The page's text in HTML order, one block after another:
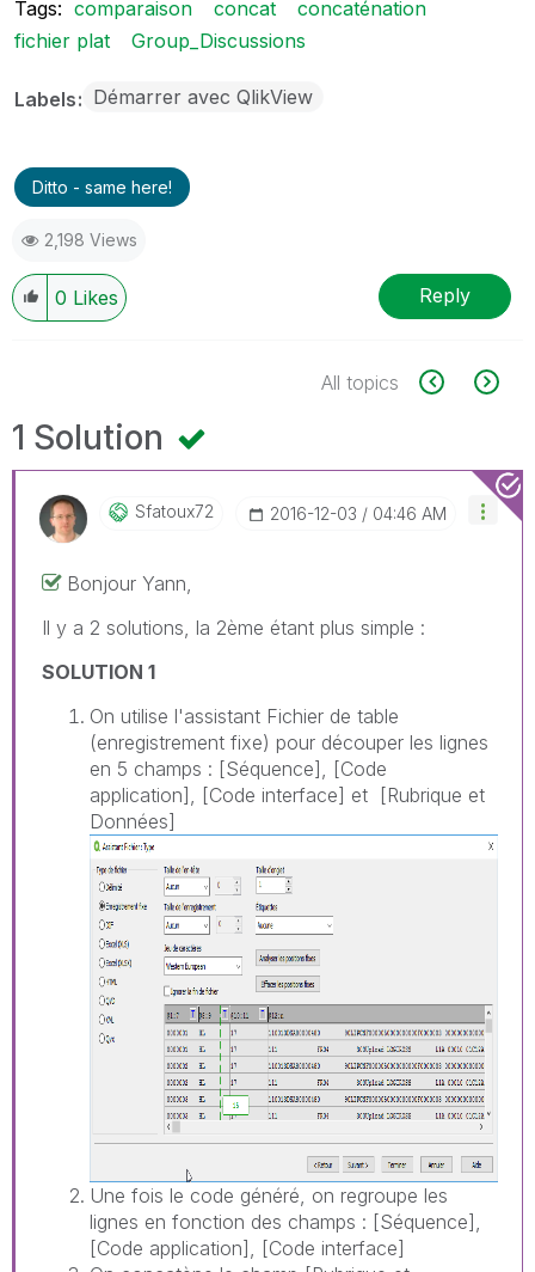
Tags: comparaison concat
concaténation
fichier plat
Group_Discussions
Labels Démarrer avec QlikView
Ditto - same here!
2,198 Views
0 Likes Reply
All topics
1 Solution
Sfatoux72 ‎2016-12-03 04:46 AM
Bonjour Yann,
Il y a 2 solutions, la 2ème étant plus simple :
SOLUTION 1
On utilise l'assistant Fichier de table
(enregistrement fixe) pour découper les lignes
en 5 champs : [Séquence], [Code
application], [Code interface] et [Rubrique et
Données]
Une fois le code généré, on regroupe les
lignes en fonction des champs : [Séquence],
[Code application], [Code interface]